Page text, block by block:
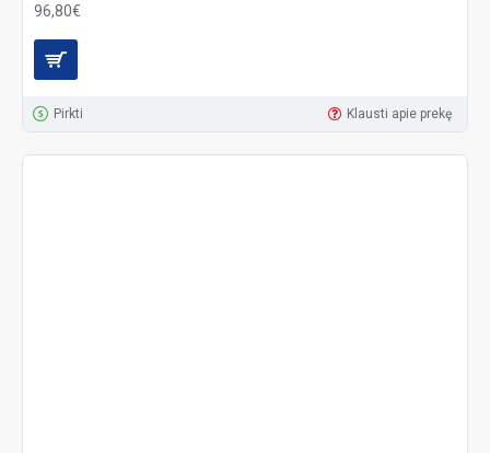
96,80€
Pirkti Klausti apie prekę